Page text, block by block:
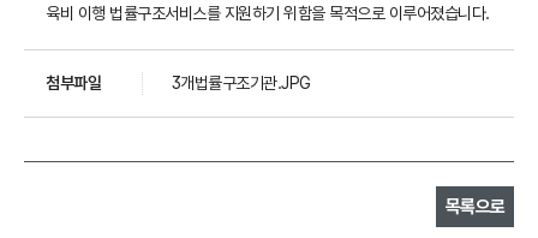
육비 이행 법률구조서비스를 지원하기 위함을 목적으로 이루어졌습니다.
첨부파일 3개법률구조기관.JPG
목록으로